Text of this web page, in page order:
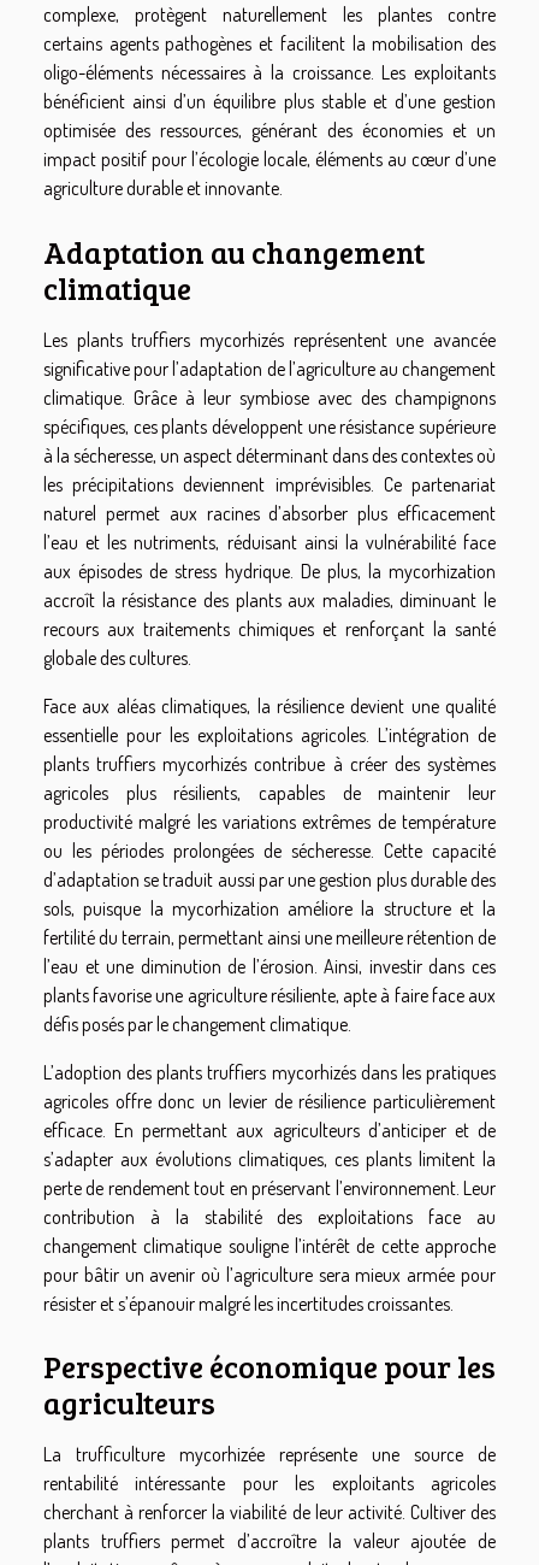
complexe, protègent naturellement les plantes contre
certains agents pathogènes et facilitent la mobilisation des
oligo-éléments nécessaires à la croissance. Les exploitants
bénéficient ainsi d’un équilibre plus stable et d’une gestion
optimisée des ressources, générant des économies et un
impact positif pour l’écologie locale, éléments au cœur d’une
agriculture durable et innovante.
Adaptation au changement
climatique
Les plants truffiers mycorhizés représentent une avancée
significative pour l’adaptation de l’agriculture au changement
climatique. Grâce à leur symbiose avec des champignons
spécifiques, ces plants développent une résistance supérieure
à la sécheresse, un aspect déterminant dans des contextes où
les précipitations deviennent imprévisibles. Ce partenariat
naturel permet aux racines d’absorber plus efficacement
l’eau et les nutriments, réduisant ainsi la vulnérabilité face
aux épisodes de stress hydrique. De plus, la mycorhization
accroît la résistance des plants aux maladies, diminuant le
recours aux traitements chimiques et renforçant la santé
globale des cultures.
Face aux aléas climatiques, la résilience devient une qualité
essentielle pour les exploitations agricoles. L’intégration de
plants truffiers mycorhizés contribue à créer des systèmes
agricoles plus résilients, capables de maintenir leur
productivité malgré les variations extrêmes de température
ou les périodes prolongées de sécheresse. Cette capacité
d’adaptation se traduit aussi par une gestion plus durable des
sols, puisque la mycorhization améliore la structure et la
fertilité du terrain, permettant ainsi une meilleure rétention de
l’eau et une diminution de l’érosion. Ainsi, investir dans ces
plants favorise une agriculture résiliente, apte à faire face aux
défis posés par le changement climatique.
L’adoption des plants truffiers mycorhizés dans les pratiques
agricoles offre donc un levier de résilience particulièrement
efficace. En permettant aux agriculteurs d’anticiper et de
s’adapter aux évolutions climatiques, ces plants limitent la
perte de rendement tout en préservant l’environnement. Leur
contribution à la stabilité des exploitations face au
changement climatique souligne l’intérêt de cette approche
pour bâtir un avenir où l’agriculture sera mieux armée pour
résister et s’épanouir malgré les incertitudes croissantes.
Perspective économique pour les
agriculteurs
La trufficulture mycorhizée représente une source de
rentabilité intéressante pour les exploitants agricoles
cherchant à renforcer la viabilité de leur activité. Cultiver des
plants truffiers permet d’accroître la valeur ajoutée de